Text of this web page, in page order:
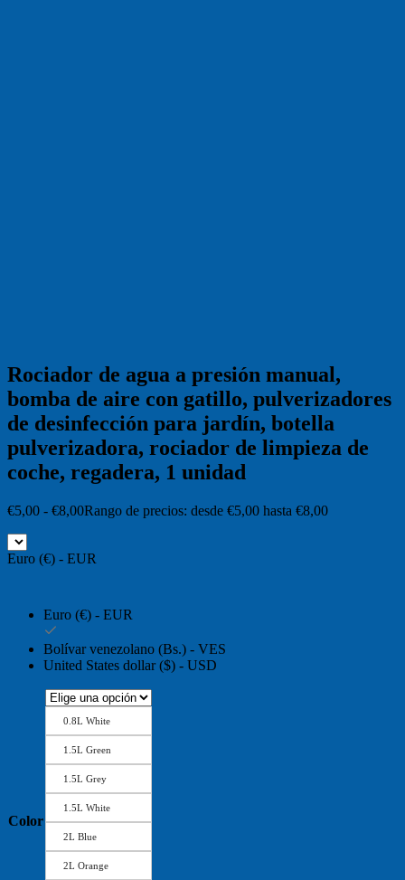
Rociador de agua a presión manual,
bomba de aire con gatillo, pulverizadores
de desinfección para jardín, botella
pulverizadora, rociador de limpieza de
coche, regadera, 1 unidad
€5,00 - €8,00Rango de precios: desde €5,00 hasta €8,00
Euro (€) - EUR
Euro (€) - EUR
Bolívar venezolano (Bs.) - VES
United States dollar ($) - USD
Color
0.8L White
1.5L Green
1.5L Grey
1.5L White
2L Blue
2L Orange